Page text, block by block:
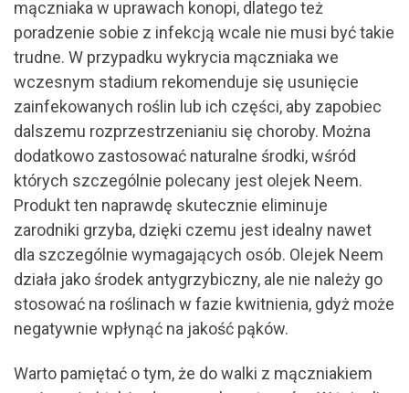
mączniaka w uprawach konopi, dlatego też
poradzenie sobie z infekcją wcale nie musi być takie
trudne. W przypadku wykrycia mączniaka we
wczesnym stadium rekomenduje się usunięcie
zainfekowanych roślin lub ich części, aby zapobiec
dalszemu rozprzestrzenianiu się choroby. Można
dodatkowo zastosować naturalne środki, wśród
których szczególnie polecany jest olejek Neem.
Produkt ten naprawdę skutecznie eliminuje
zarodniki grzyba, dzięki czemu jest idealny nawet
dla szczególnie wymagających osób. Olejek Neem
działa jako środek antygrzybiczny, ale nie należy go
stosować na roślinach w fazie kwitnienia, gdyż może
negatywnie wpłynąć na jakość pąków.
Warto pamiętać o tym, że do walki z mączniakiem